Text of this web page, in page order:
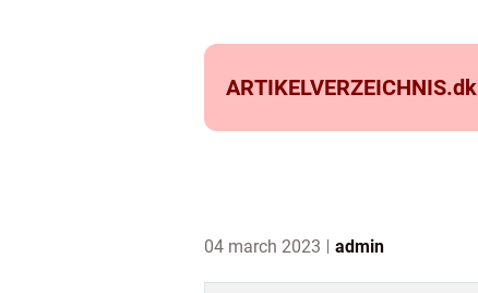
ARTIKELVERZEICHNIS.dk
04 march 2023 admin